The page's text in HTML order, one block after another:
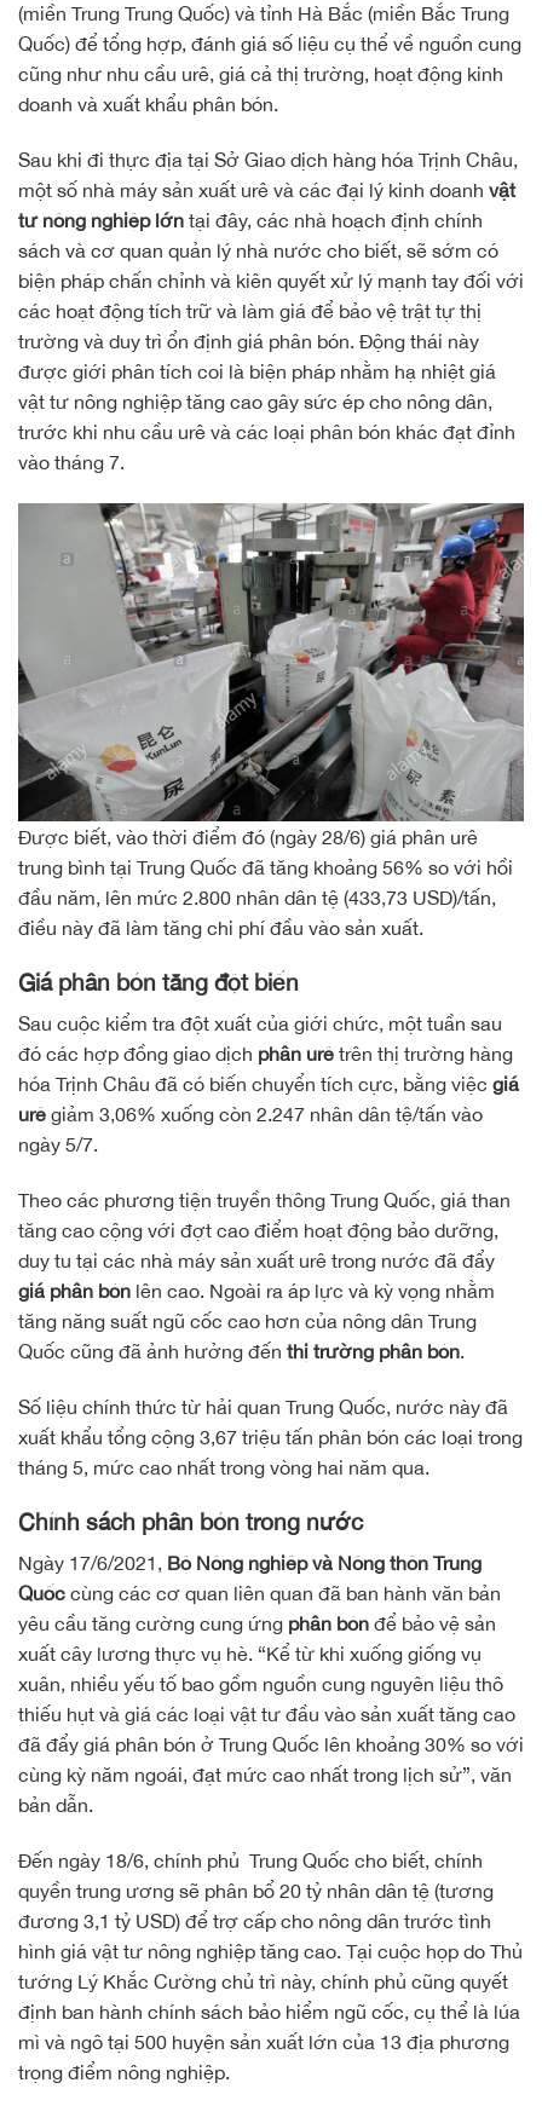
(miền Trung Trung Quốc) và tỉnh Hà Bắc (miền Bắc Trung
Quốc) để tổng hợp, đánh giá số liệu cụ thể về nguồn cung
cũng như nhu cầu urê, giá cả thị trường, hoạt động kinh
doanh và xuất khẩu phân bón.
Sau khi đi thực địa tại Sở Giao dịch hàng hóa Trịnh Châu,
một số nhà máy sản xuất urê và các đại lý kinh doanh vật
tư nông nghiệp lớn tại đây, các nhà hoạch định chính
sách và cơ quan quản lý nhà nước cho biết, sẽ sớm có
biện pháp chấn chỉnh và kiên quyết xử lý mạnh tay đối với
các hoạt động tích trữ và làm giá để bảo vệ trật tự thị
trường và duy trì ổn định giá phân bón. Động thái này
được giới phân tích coi là biện pháp nhằm hạ nhiệt giá
vật tư nông nghiệp tăng cao gây sức ép cho nông dân,
trước khi nhu cầu urê và các loại phân bón khác đạt đỉnh
vào tháng 7.
Được biết, vào thời điểm đó (ngày 28/6) giá phân urê
trung bình tại Trung Quốc đã tăng khoảng 56% so với hồi
đầu năm, lên mức 2.800 nhân dân tệ (433,73 USD)/tấn,
điều này đã làm tăng chi phí đầu vào sản xuất.
Giá phân bón tăng đột biến
Sau cuộc kiểm tra đột xuất của giới chức, một tuần sau
đó các hợp đồng giao dịch phân urê trên thị trường hàng
hóa Trịnh Châu đã có biến chuyển tích cực, bằng việc giá
urê giảm 3,06% xuống còn 2.247 nhân dân tệ/tấn vào
ngày 5/7.
Theo các phương tiện truyền thông Trung Quốc, giá than
tăng cao cộng với đợt cao điểm hoạt động bảo dưỡng,
duy tu tại các nhà máy sản xuất urê trong nước đã đẩy
giá phân bón lên cao. Ngoài ra áp lực và kỳ vọng nhằm
tăng năng suất ngũ cốc cao hơn của nông dân Trung
Quốc cũng đã ảnh hưởng đến thị trường phân bón.
Số liệu chính thức từ hải quan Trung Quốc, nước này đã
xuất khẩu tổng cộng 3,67 triệu tấn phân bón các loại trong
tháng 5, mức cao nhất trong vòng hai năm qua.
Chính sách phân bón trong nước
Ngày 17/6/2021, Bộ Nông nghiệp và Nông thôn Trung
Quốc cùng các cơ quan liên quan đã ban hành văn bản
yêu cầu tăng cường cung ứng phân bón để bảo vệ sản
xuất cây lương thực vụ hè. “Kể từ khi xuống giống vụ
xuân, nhiều yếu tố bao gồm nguồn cung nguyên liệu thô
thiếu hụt và giá các loại vật tư đầu vào sản xuất tăng cao
đã đẩy giá phân bón ở Trung Quốc lên khoảng 30% so với
cùng kỳ năm ngoái, đạt mức cao nhất trong lịch sử”, văn
bản dẫn.
Đến ngày 18/6, chính phủ Trung Quốc cho biết, chính
quyền trung ương sẽ phân bổ 20 tỷ nhân dân tệ (tương
đương 3,1 tỷ USD) để trợ cấp cho nông dân trước tình
hình giá vật tư nông nghiệp tăng cao. Tại cuộc họp do Thủ
tướng Lý Khắc Cường chủ trì này, chính phủ cũng quyết
định ban hành chính sách bảo hiểm ngũ cốc, cụ thể là lúa
mì và ngô tại 500 huyện sản xuất lớn của 13 địa phương
trọng điểm nông nghiệp.